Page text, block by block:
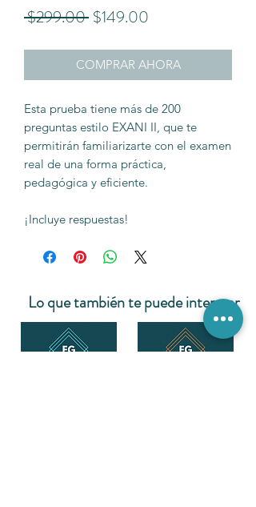
$299.00 Precio
$149.00
oferta
COMPRAR AHORA
Esta prueba tiene más de 200
preguntas estilo EXANI II, que te
permitirán familiarizarte con el examen
real de una forma práctica,
pedagógica y eficiente.
¡Incluye respuestas!
Lo que también te puede interesar